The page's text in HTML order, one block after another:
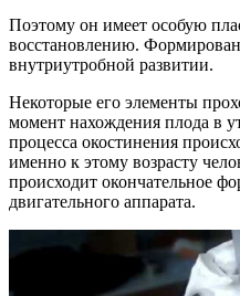
Поэтому он имеет особую
восстановлению.
внутриутробной развитии.
Некоторые его элементы
момент нахождения плода в
процесса окостинения
именно к этому возрасту
происходит окончательное
двигательного аппарата.